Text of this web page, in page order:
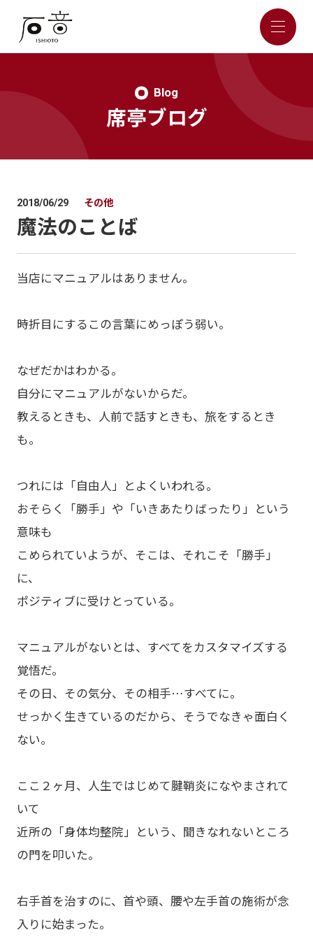
Blog
席亭ブログ
2018/06/29 その他
魔法のことば
当店にマニュアルはありません。
時折目にするこの言葉にめっぽう弱い。
なぜだかはわかる。
自分にマニュアルがないからだ。
教えるときも、人前で話すときも、旅をするとき
も。
つれには「自由人」とよくいわれる。
おそらく「勝手」や「いきあたりばったり」という
意味も
こめられていようが、そこは、それこそ「勝手」
に、
ポジティブに受けとっている。
マニュアルがないとは、すべてをカスタマイズする
覚悟だ。
その日、その気分、その相手…すべてに。
せっかく生きているのだから、そうでなきゃ面白く
ない。
ここ２ヶ月、人生ではじめて腱鞘炎になやまされて
いて
近所の「身体均整院」という、聞きなれないところ
の門を叩いた。
右手首を治すのに、首や頭、腰や左手首の施術が念
入りに始まった。